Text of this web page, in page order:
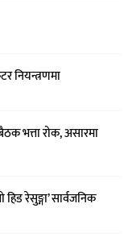
नियन्त्रणमा
भत्ता रोक, असारमा
हिड रेसुङ्गा’ सार्वजनिक